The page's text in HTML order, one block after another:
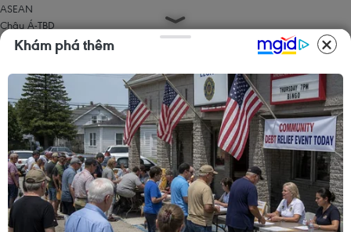
ASEAN
Châu Á-TBD
Trung Đông
Châu Mỹ
Châu Phi
Kinh tế
Kinh doanh
Tài chính
Tín dụng nông thôn
Chứng khoán
Bất động sản
Doanh nghiệp
Thông tin doanh nghiệp
Khám phá thêm